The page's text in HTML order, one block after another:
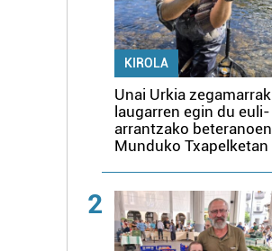
KIROLA
Unai Urkia zegamarrak
laugarren egin du euli-
arrantzako beteranoen
Munduko Txapelketan
2